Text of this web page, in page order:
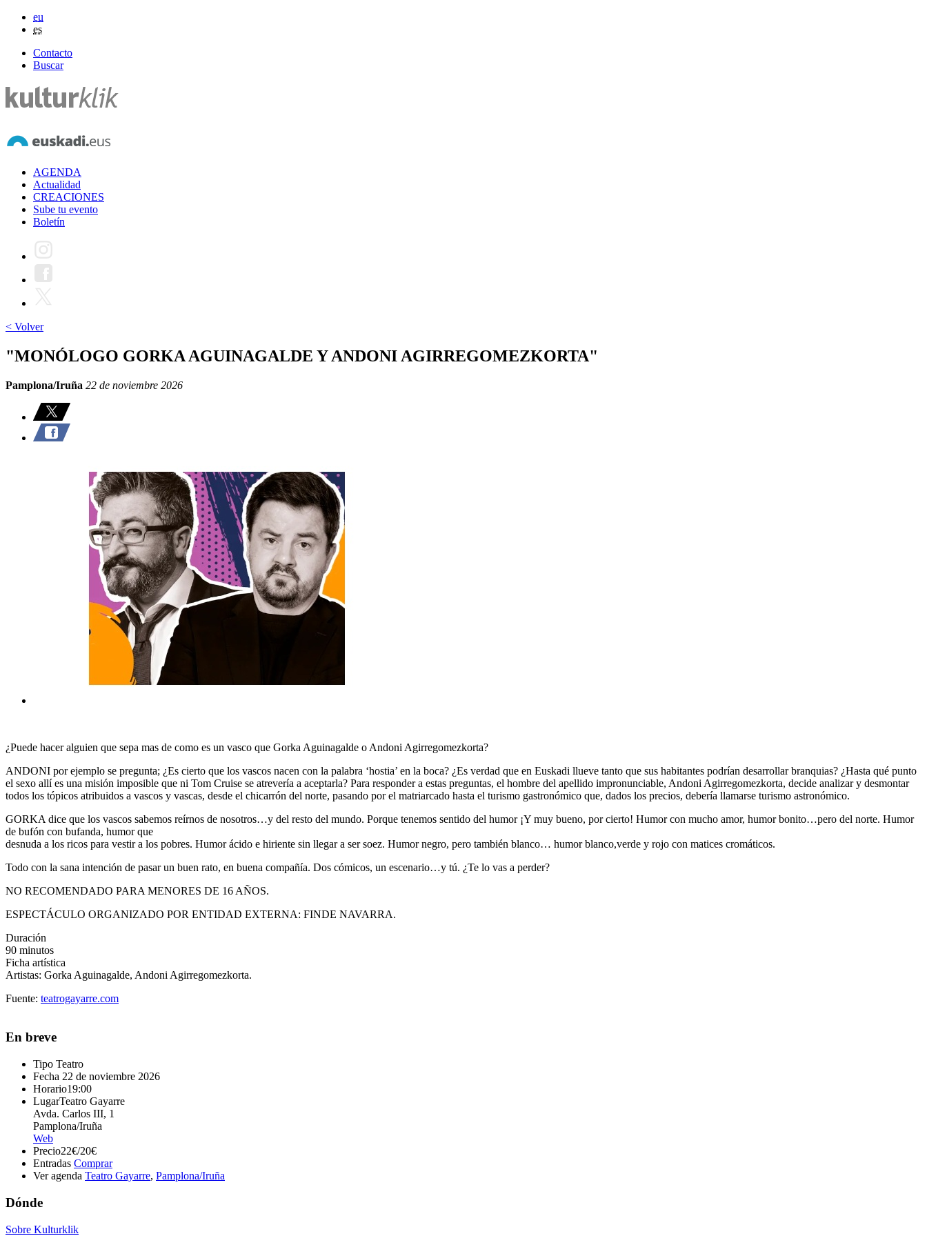
eu
es
Contacto
Buscar
AGENDA
Actualidad
CREACIONES
Sube tu evento
Boletín
< Volver
"MONÓLOGO GORKA AGUINAGALDE Y ANDONI AGIRREGOMEZKORTA"
Pamplona/Iruña 22 de noviembre 2026
¿Puede hacer alguien que sepa mas de como es un vasco que Gorka Aguinagalde o Andoni Agirregomezkorta?
ANDONI por ejemplo se pregunta; ¿Es cierto que los vascos nacen con la palabra ‘hostia’ en la boca? ¿Es verdad que en Euskadi llueve tanto que sus habitantes podrían desarrollar branquias? ¿Hasta qué punto
el sexo allí es una misión imposible que ni Tom Cruise se atrevería a aceptarla? Para responder a estas preguntas, el hombre del apellido impronunciable, Andoni Agirregomezkorta, decide analizar y desmontar
todos los tópicos atribuidos a vascos y vascas, desde el chicarrón del norte, pasando por el matriarcado hasta el turismo gastronómico que, dados los precios, debería llamarse turismo astronómico.
GORKA dice que los vascos sabemos reírnos de nosotros…y del resto del mundo. Porque tenemos sentido del humor ¡Y muy bueno, por cierto! Humor con mucho amor, humor bonito…pero del norte. Humor
de bufón con bufanda, humor que
desnuda a los ricos para vestir a los pobres. Humor ácido e hiriente sin llegar a ser soez. Humor negro, pero también blanco… humor blanco,verde y rojo con matices cromáticos.
Todo con la sana intención de pasar un buen rato, en buena compañía. Dos cómicos, un escenario…y tú. ¿Te lo vas a perder?
NO RECOMENDADO PARA MENORES DE 16 AÑOS.
ESPECTÁCULO ORGANIZADO POR ENTIDAD EXTERNA: FINDE NAVARRA.
Duración
90 minutos
Ficha artística
Artistas: Gorka Aguinagalde, Andoni Agirregomezkorta.
Fuente: teatrogayarre.com
En breve
Tipo Teatro
Fecha 22 de noviembre 2026
Horario19:00
LugarTeatro Gayarre
Avda. Carlos III, 1
Pamplona/Iruña
Web
Precio22€/20€
Entradas Comprar
Ver agenda Teatro Gayarre, Pamplona/Iruña
Dónde
Sobre Kulturklik